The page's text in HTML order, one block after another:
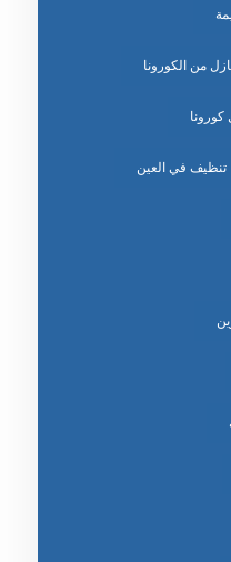
من الكورونا
كورونا
تنظيف في العين